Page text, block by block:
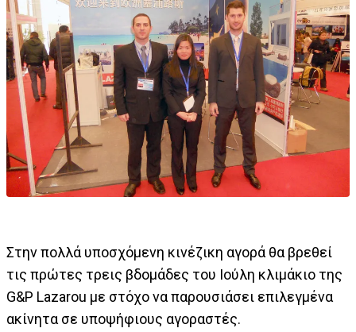
Στην πολλά υποσχόμενη κινέζικη αγορά θα βρεθεί
τις πρώτες τρεις βδομάδες του Ιούλη κλιμάκιο της
G&P Lazarou με στόχο να παρουσιάσει επιλεγμένα
ακίνητα σε υποψήφιους αγοραστές.